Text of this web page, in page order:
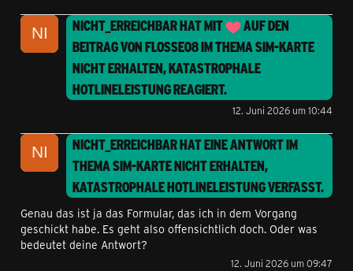
NICHT_ERREICHBARHAT MIT
AUF DEN
BEITRAG VONFLOSSE08IM THEMASIM-KARTE
NICHT ERHALTEN, KATASTROPHALE
HOTLINELEISTUNGREAGIERT.
12. Juni 2026 um 10:44
NICHT_ERREICHBARHAT EINE ANTWORT IM
THEMASIM-KARTE NICHT ERHALTEN,
KATASTROPHALE HOTLINELEISTUNGVERFASST.
Genau das ist ja das Formular, das ich in dem Vorgang
geschickt habe. Es geht also offensichtlich doch. Oder was
bedeutet deine Antwort?
12. Juni 2026 um 09:47